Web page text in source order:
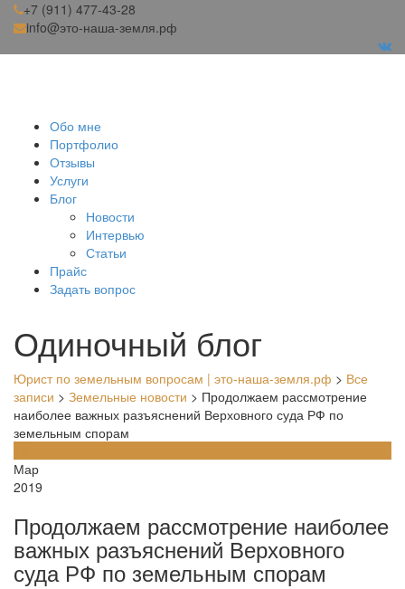
+7 (911) 477-43-28
info@это-наша-земля.рф
Обо мне
Портфолио
Отзывы
Услуги
Блог
Новости
Интервью
Статьи
Прайс
Задать вопрос
Одиночный блог
Юрист по земельным вопросам | это-наша-земля.рф > Все
записи > Земельные новости > Продолжаем рассмотрение
наиболее важных разъяснений Верховного суда РФ по
земельным спорам
Мар
2019
Продолжаем рассмотрение наиболее
важных разъяснений Верховного
суда РФ по земельным спорам